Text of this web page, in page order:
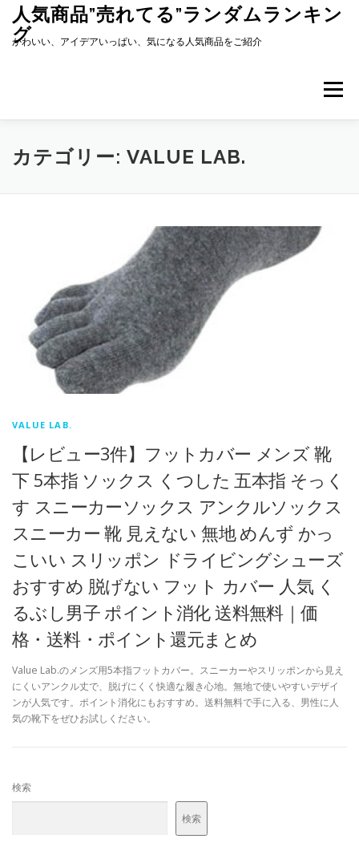
キ
人気商品”売れてる”ランダムランキン
グ
かわいい、アイデアいっぱい、気になる人気商品をご紹介
メニュー
カテゴリー: VALUE LAB.
VALUE LAB.
【レビュー3件】フットカバー メンズ 靴
下 5本指 ソックス くつした 五本指 そっく
す スニーカーソックス アンクルソックス
スニーカー 靴 見えない 無地 めんず かっ
こいい スリッポン ドライビングシューズ
おすすめ 脱げない フット カバー 人気 く
るぶし男子 ポイント消化 送料無料｜価
格・送料・ポイント還元まとめ
Value Lab.のメンズ用5本指フットカバー。スニーカーやスリッポンから見え
にくいアンクル丈で、脱げにくく快適な履き心地。無地で使いやすいデザイ
ンが人気です。ポイント消化にもおすすめ。送料無料で手に入る、男性に人
気の靴下をぜひお試しください。
検索
検索